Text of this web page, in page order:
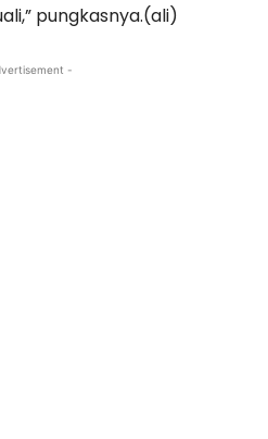
pungkasnya.(ali)
-